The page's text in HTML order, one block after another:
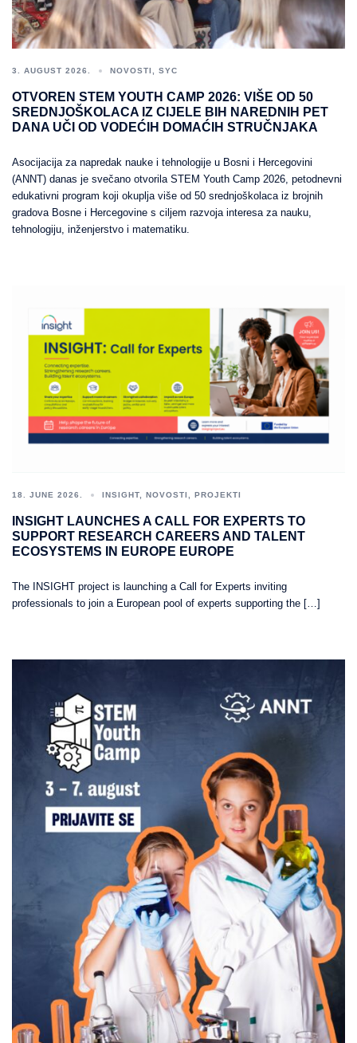
3. AUGUST 2026. NOVOSTI SYC
OTVOREN STEM YOUTH CAMP 2026: VIŠE OD 50
SREDNJOŠKOLACA IZ CIJELE BIH NAREDNIH PET
DANA UČI OD VODEĆIH DOMAĆIH STRUČNJAKA
Asocijacija za napredak nauke i tehnologije u Bosni i Hercegovini
(ANNT) danas je svečano otvorila STEM Youth Camp 2026, petodnevni
edukativni program koji okuplja više od 50 srednjoškolaca iz brojnih
gradova Bosne i Hercegovine s ciljem razvoja interesa za nauku,
tehnologiju, inženjerstvo i matematiku.
18. JUNE 2026. INSIGHT NOVOSTI PROJEKTI
INSIGHT LAUNCHES A CALL FOR EXPERTS TO
SUPPORT RESEARCH CAREERS AND TALENT
ECOSYSTEMS IN EUROPE EUROPE
The INSIGHT project is launching a Call for Experts inviting
professionals to join a European pool of experts supporting the […]